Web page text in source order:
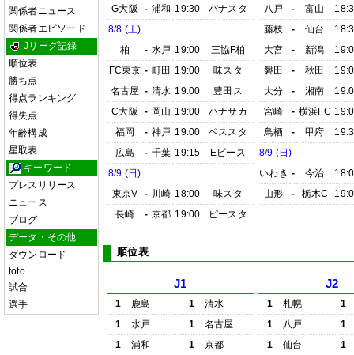
関係者ニュース
関係者エピソード
Jリーグ記録
順位表
勝ち点
得点ランキング
得失点
年齢構成
星取表
キーワード
プレスリリース
ニュース
ブログ
データ・その他
ダウンロード
toto
試合
選手
G大阪
- 浦和 19:30
パナスタ
8/8 (土)
柏
- 水戸 19:00
三協F柏
FC東京 - 町田 19:00
味スタ
名古屋 - 清水 19:00
豊田ス
C大阪
- 岡山 19:00
ハナサカ
福岡
- 神戸 19:00
ベススタ
広島
- 千葉 19:15
Eピース
8/9 (日)
東京V
- 川崎 18:00
味スタ
長崎
- 京都 19:00 ピースタ
八戸
- 富山
藤枝
- 仙台
大宮
- 新潟
磐田
- 秋田
大分
- 湘南
宮崎
- 横浜FC
鳥栖
- 甲府
8/9 (日)
いわき - 今治
山形
- 栃木C
順位表
J1
1 鹿島 1
清水
1
水戸 1
名古屋
1
浦和 1
京都
J2
1 札幌
1
1
八戸
1
1
仙台
1